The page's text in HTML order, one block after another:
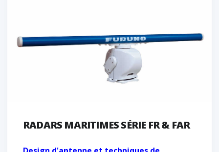
RADARS MARITIMES SÉRIE FR & FAR